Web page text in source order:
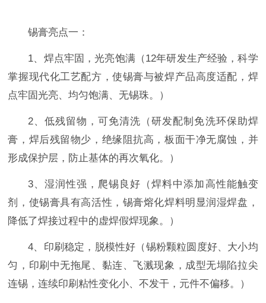
锡膏亮点一：
1、焊点牢固，光亮饱满（12年研发生产经验，科学
掌握现代化工艺配方，使锡膏与被焊产品高度适配，焊
点牢固光亮、均匀饱满、无锡珠。）
2、低残留物，可免清洗（研发配制免洗环保助焊
膏，焊后残留物少，绝缘阻抗高，板面干净无腐蚀，并
形成保护层，防止基体的再次氧化。）
3、湿润性强，爬锡良好（焊料中添加高性能触变
剂，使锡膏具有高活性，锡膏熔化焊料明显润湿焊盘，
降低了焊接过程中的虚焊假焊现象。）
4、印刷稳定，脱模性好（锡粉颗粒圆度好、大小均
匀，印刷中无拖尾、黏连、飞溅现象，成型无塌陷拉尖
连锡，连续印刷粘性变化小、不发干，元件不偏移。）